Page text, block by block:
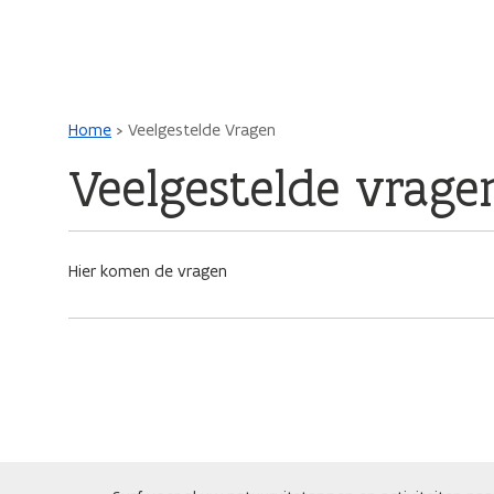
Kruimelpad
Home Veelgestelde Vragen
Veelgestelde
Hier komen de vragen